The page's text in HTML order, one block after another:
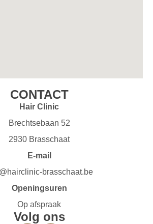
CONTACT
Hair Clinic
Brechtsebaan 52
2930 Brasschaat
E-mail
brasschaat.be
Openingsuren
Op afspraak
Volg ons